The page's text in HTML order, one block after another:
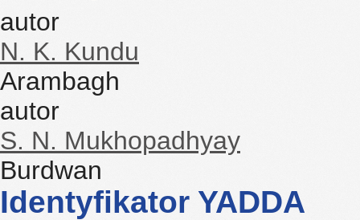
autor
N. K. Kundu
Arambagh
autor
S. N. Mukhopadhyay
Burdwan
Identyfikator YADDA